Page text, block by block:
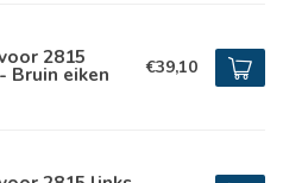
2815
Bruin eiken €39,10